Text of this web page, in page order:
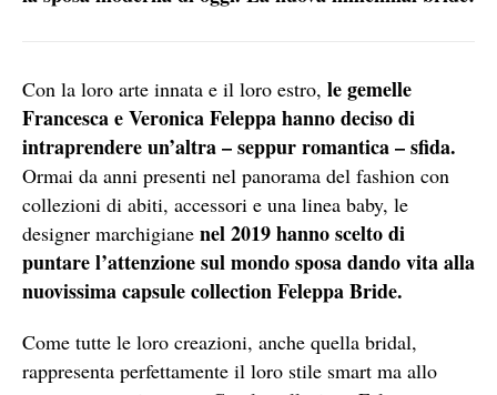
Con la loro arte innata e il loro estro, le gemelle
Francesca e Veronica Feleppa hanno deciso di
intraprendere un’altra – seppur romantica – sfida.
Ormai da anni presenti nel panorama del fashion con
collezioni di abiti, accessori e una linea baby, le
designer marchigiane nel 2019 hanno scelto di
puntare l’attenzione sul mondo sposa dando vita alla
nuovissima capsule collection Feleppa Bride.
Come tutte le loro creazioni, anche quella bridal,
rappresenta perfettamente il loro stile smart ma allo